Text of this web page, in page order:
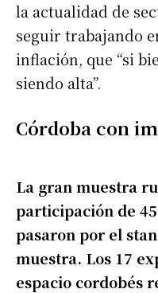
la actualidad de
seguir trabajando
inflación, que “si
siendo alta”.
Córdoba con
La gran muestra
participación de
pasaron por el
muestra. Los 17
espacio cordobés